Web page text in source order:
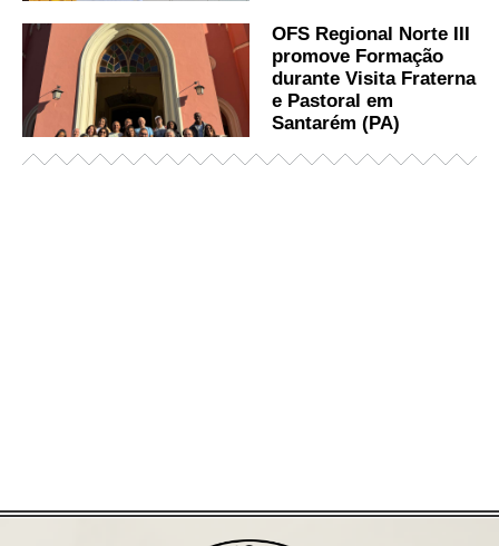
OFS Regional Norte III
promove Formação
durante Visita Fraterna
e Pastoral em
Santarém (PA)